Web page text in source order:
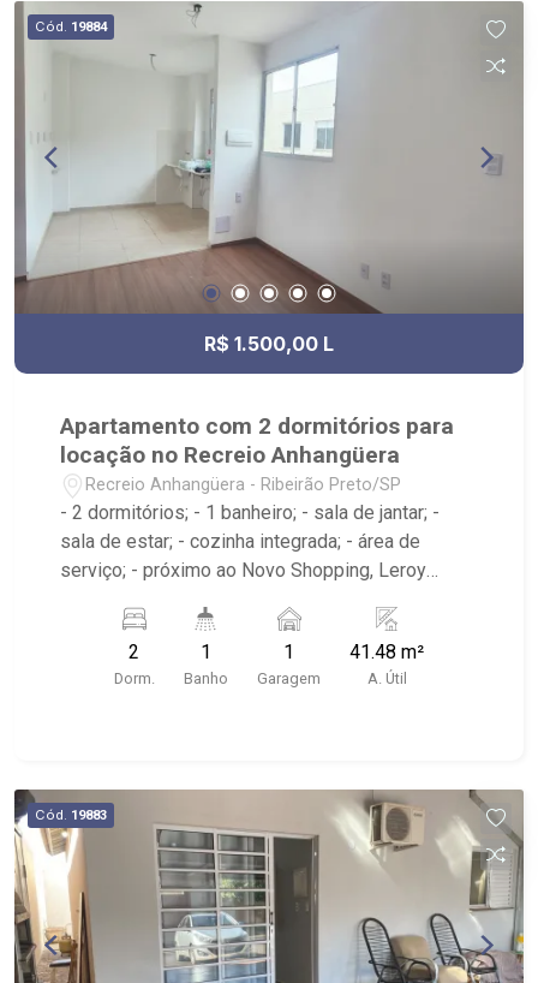
Cód. 19884
R$ 1.500,00 L
Apartamento com 2 dormitórios para
locação no Recreio Anhangüera
Recreio Anhangüera - Ribeirão Preto/SP
- 2 dormitórios; - 1 banheiro; - sala de jantar; -
sala de estar; - cozinha integrada; - área de
serviço; - próximo ao Novo Shopping, Leroy
2
Dorm.
1
Banho
1
Garagem
41.48 m²
A. Útil
Cód. 19883